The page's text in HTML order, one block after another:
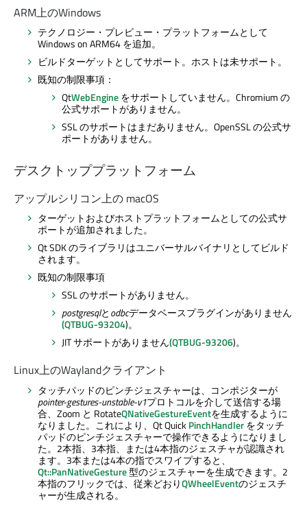
ARM上のWindows
テクノロジー・プレビュー・プラットフォームとして
Windows on ARM64 を追加。
ビルドターゲットとしてサポート。ホストは未サポート。
既知の制限事項：
QtWebEngineをサポートしていません。Chromium の
公式サポートがありません。
SSL のサポートはまだありません。OpenSSL の公式サ
ポートがありません。
デスクトッププラットフォーム
アップルシリコン上の macOS
ターゲットおよびホストプラットフォームとしての公式サ
ポートが追加されました。
Qt SDK のライブラリはユニバーサルバイナリとしてビルド
されます。
既知の制限事項
SSL のサポートがありません。
postgresqlとodbcデータベースプラグインがありません
(QTBUG-93204)。
JIT サポートがありません(QTBUG-93206)。
Linux上のWaylandクライアント
タッチパッドのピンチジェスチャーは、コンポジターが
pointer-gestures-unstable-v1プロトコルを介して送信する場
合、Zoom と RotateQNativeGestureEventを生成するように
なりました。これにより、 Qt QuickPinchHandlerをタッチ
パッドのピンチジェスチャーで操作できるようになりまし
た。2本指、3本指、または4本指のジェスチャが認識され
ます。3本または4本の指でスワイプすると、
Qt::PanNativeGesture型のジェスチャーを生成できます。2
本指のフリックでは、従来どおりQWheelEventのジェスチ
ャーが生成される。